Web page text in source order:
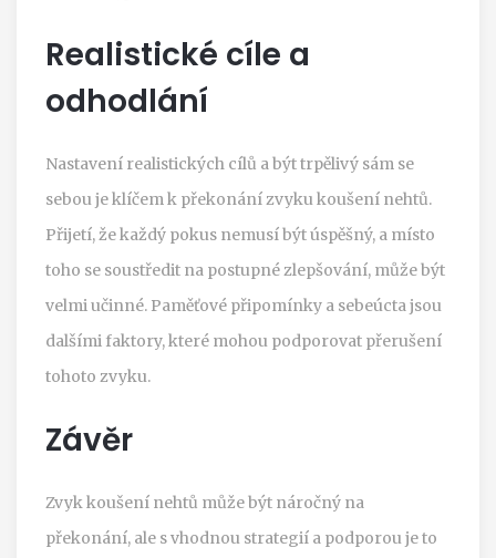
Realistické cíle a
odhodlání
Nastavení realistických cílů a být trpělivý sám se
sebou je klíčem k překonání zvyku koušení nehtů.
Přijetí, že každý pokus nemusí být úspěšný, a místo
toho se soustředit na postupné zlepšování, může být
velmi učinné. Paměťové připomínky a sebeúcta jsou
dalšími faktory, které mohou podporovat přerušení
tohoto zvyku.
Závěr
Zvyk koušení nehtů může být náročný na
překonání, ale s vhodnou strategií a podporou je to